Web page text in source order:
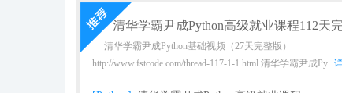
清华学霸尹成Python高级就业课程112天
清华学霸尹成Python基础视频（27天完整版）
http://www.fstcode.com/thread-117-1-1.html 清华学霸尹成Py